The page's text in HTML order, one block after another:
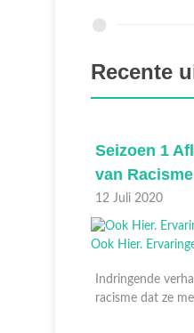
Recente
Seizoen 1
van Racisme
12 Juli 2020
Indringende
racisme dat ze